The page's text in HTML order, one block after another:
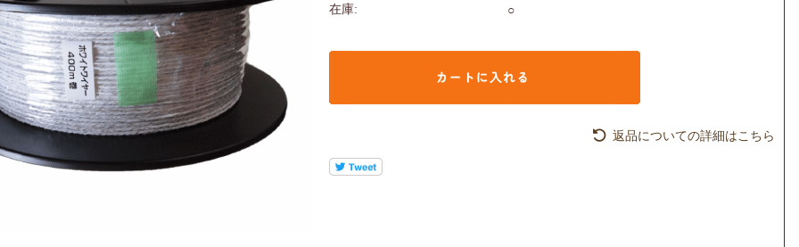
在庫: ○
返品についての詳細はこちら